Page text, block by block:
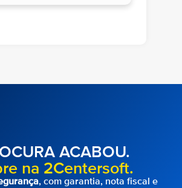
ACABOU.
na 2Centersoft.
, com garantia, nota fiscal e